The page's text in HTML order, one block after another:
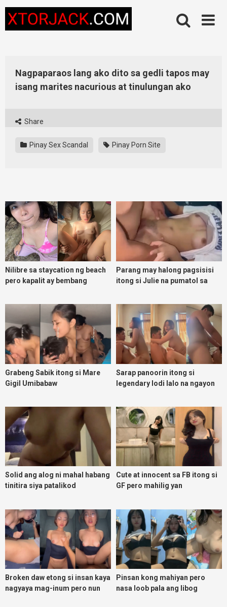
content
Nagpaparaos lang ako dito sa gedli tapos may
isang marites nacurious at tinulungan ako
Share
Pinay Sex Scandal Pinay Porn Site
Nilibre sa staycation ng beach
pero kapalit ay bembang
Parang may halong pagsisisi
itong si Julie na pumatol sa
Grabeng Sabik itong si Mare
Gigil Umibabaw
Sarap panoorin itong si
legendary lodi lalo na ngayon
Solid ang alog ni mahal habang
tinitira siya patalikod
Cute at innocent sa FB itong si
GF pero mahilig yan
Broken daw etong si insan kaya
nagyaya mag-inum pero nun
Pinsan kong mahiyan pero
nasa loob pala ang libog